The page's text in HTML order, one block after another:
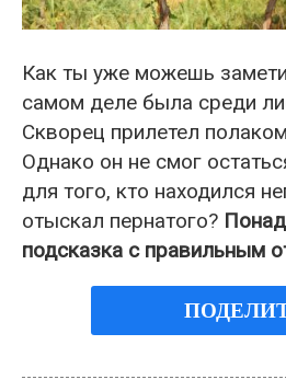
Как ты уже можешь
самом деле была среди
Скворец прилетел
Однако он не смог
для того, кто находился
отыскал пернатого?
подсказка с правильным